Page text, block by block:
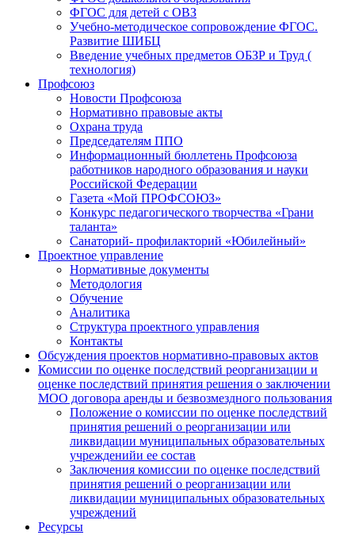
ФГОС для детей с ОВЗ
Учебно-методическое сопровождение ФГОС.
Развитие ШИБЦ
Введение учебных предметов ОБЗР и Труд (
технология)
Профсоюз
Новости Профсоюза
Нормативно правовые акты
Охрана труда
Председателям ППО
Информационный бюллетень Профсоюза
работников народного образования и науки
Российской Федерации
Газета «Мой ПРОФСОЮЗ»
Конкурс педагогического творчества «Грани
таланта»
Санаторий- профилакторий «Юбилейный»
Проектное управление
Нормативные документы
Методология
Обучение
Аналитика
Структура проектного управления
Контакты
Обсуждения проектов нормативно-правовых актов
Комиссии по оценке последствий реорганизации и
оценке последствий принятия решения о заключении
МОО договора аренды и безвозмездного пользования
Положение о комиссии по оценке последствий
принятия решений о реорганизации или
ликвидации муниципальных образовательных
учрежденийи ее состав
Заключения комиссии по оценке последствий
принятия решений о реорганизации или
ликвидации муниципальных образовательных
учреждений
Ресурсы